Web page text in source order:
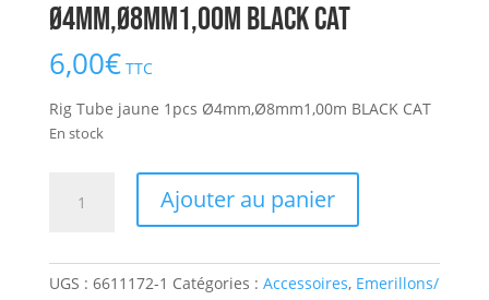
Ø4mm,Ø8mm1,00m BLACK CAT
6,00€ TTC
Rig Tube jaune 1pcs Ø4mm,Ø8mm1,00m BLACK CAT
En stock
Tube
rouge
Ajouter au panier
UGS : 6611172-1 Catégories : Accessoires, Emerillons/